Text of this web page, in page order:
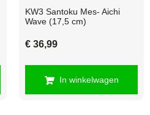
KW3 Santoku Mes- Aichi
Wave (17,5 cm)
€ 36,99
In winkelwagen